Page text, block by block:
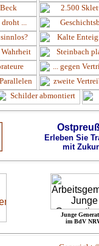
Erleben Sie
mit
Junge
im BdV